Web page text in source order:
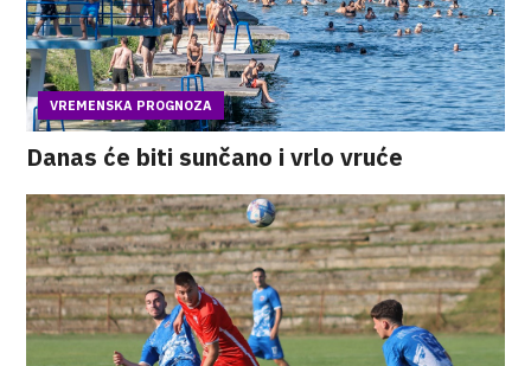
VREMENSKA PROGNOZA
Danas će biti sunčano i vrlo vruće